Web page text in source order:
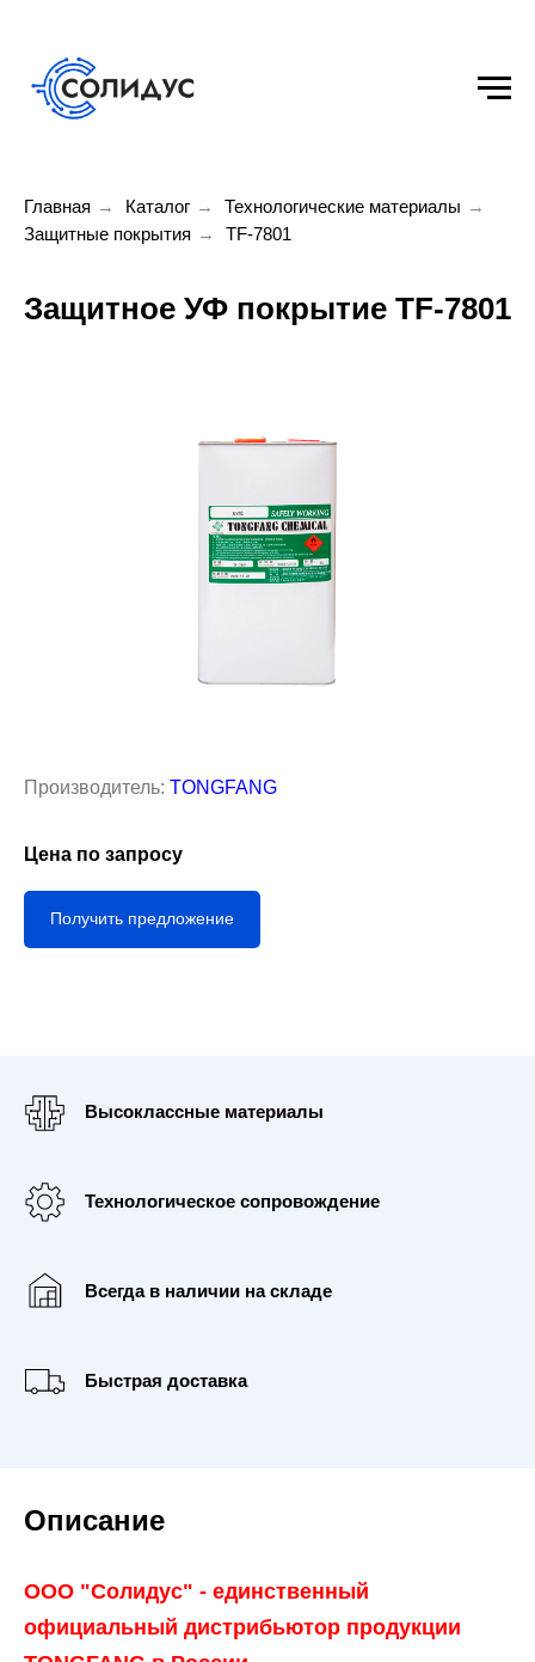
Главная → Каталог → Технологические материалы →
Защитные покрытия → TF-7801
Защитное УФ покрытие TF-7801
Производитель: TONGFANG
Цена по запросу
Получить предложение
Высоклассные материалы
Технологическое сопровождение
Всегда в наличии на складе
Быстрая доставка
Описание
ООО "Солидус" - единственный
официальный дистрибьютор продукции